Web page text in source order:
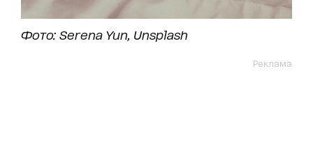
Фото: Serena Yun, Unsplash
Реклама